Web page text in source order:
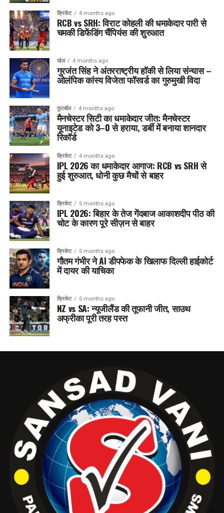
क्रिकेट 4 months ago
RCB vs SRH: विराट कोहली की धमाकेदार पारी से
चमकी डिफेंडिंग चैंपियंस की शुरुआत
खेल 4 months ago
गुरजंत सिंह ने अंतरराष्ट्रीय हॉकी से लिया संन्यास –
ओलंपिक कांस्य विजेता फॉरवर्ड का गुरुमुखी विदा
फुटबॉल 4 months ago
मैनचेस्टर सिटी का धमाकेदार जीत: मैनचेस्टर
यूनाइटेड को 3–0 से हराया, डर्बी में बनाया शानदार
रिकॉर्ड
क्रिकेट 4 months ago
IPL 2026 का धमाकेदार आगाज: RCB vs SRH से
हुई शुरुआत, धोनी कुछ मैचों से बाहर
क्रिकेट 5 months ago
IPL 2026: बिहार के तेज गेंदबाज आकाशदीप पीठ की
चोट के कारण पूरे सीज़न से बाहर
क्रिकेट 5 months ago
गौतम गंभीर ने AI डीपफेक के खिलाफ दिल्ली हाईकोर्ट
में दायर की याचिका
क्रिकेट 5 months ago
NZ vs SA: न्यूजीलैंड की तूफानी जीत, साउथ
अफ्रीका पूरी तरह पस्त